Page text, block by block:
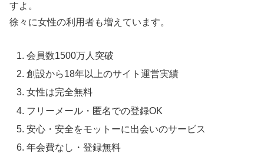
すよ。
徐々に女性の利用者も増えています。
会員数1500万人突破
創設から18年以上のサイト運営実績
女性は完全無料
フリーメール・匿名での登録OK
安心・安全をモットーに出会いのサービス
年会費なし・登録無料